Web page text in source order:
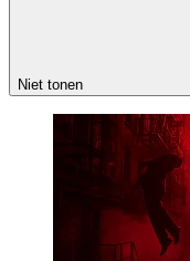
Niet tonen